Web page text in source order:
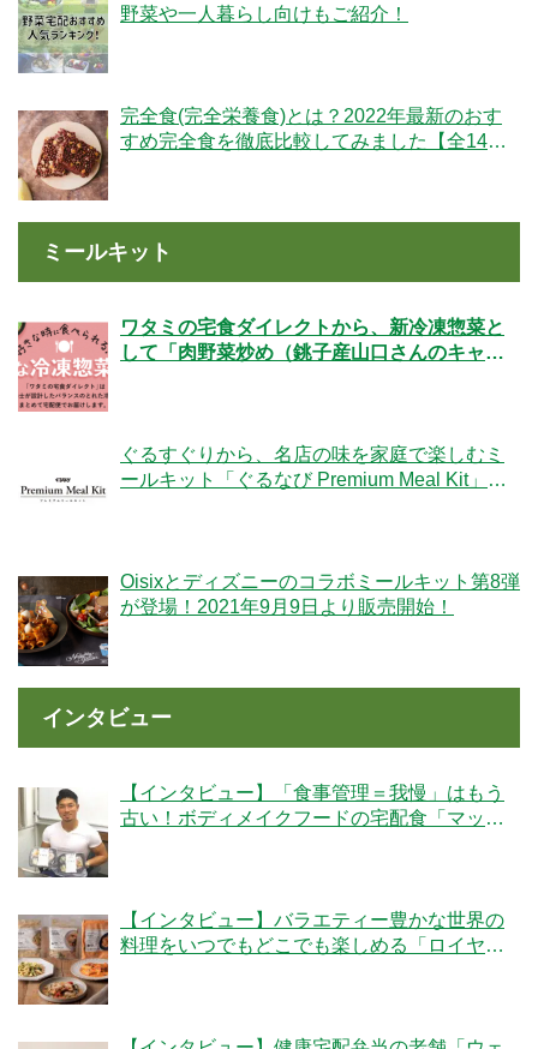
野菜や一人暮らし向けもご紹介！
完全食(完全栄養食)とは？2022年最新のおす
すめ完全食を徹底比較してみました【全14
ミールキット
ワタミの宅食ダイレクトから、新冷凍惣菜と
して「肉野菜炒め（銚子産山口さんのキャベ
ぐるすぐりから、名店の味を家庭で楽しむミ
ールキット「ぐるなび Premium Meal Kit」シ
Oisixとディズニーのコラボミールキット第8弾
が登場！2021年9月9日より販売開始！
インタビュー
【インタビュー】「食事管理＝我慢」はもう
古い！ボディメイクフードの宅配食「マッス
【インタビュー】バラエティー豊かな世界の
料理をいつでもどこでも楽しめる「ロイヤル